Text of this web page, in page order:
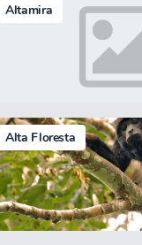
Altamira
Alta Floresta